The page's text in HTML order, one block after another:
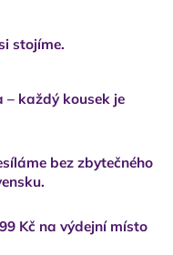
stojíme.
každý kousek je
bez zbytečného
Kč na výdejní místo